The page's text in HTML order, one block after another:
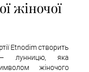
жіночої
Etnodim створить
лунницю, яка
жіночого